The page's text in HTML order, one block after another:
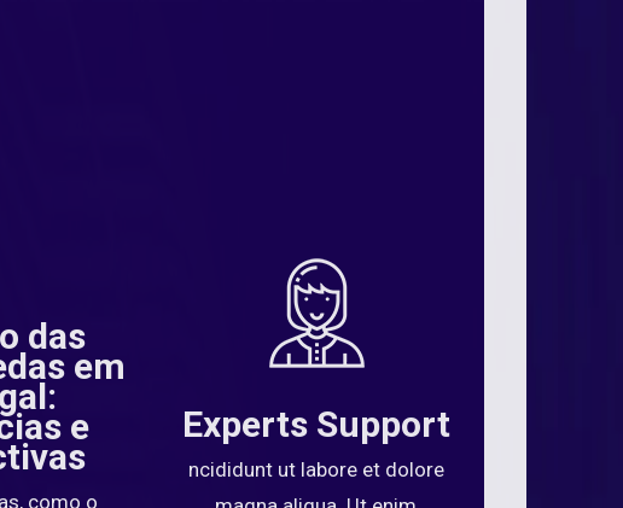
das
em
e
como o
Experts Support
ncididunt ut labore et dolore